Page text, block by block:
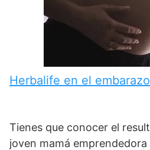
Herbalife en el embarazo
Tienes que conocer el
joven mamá